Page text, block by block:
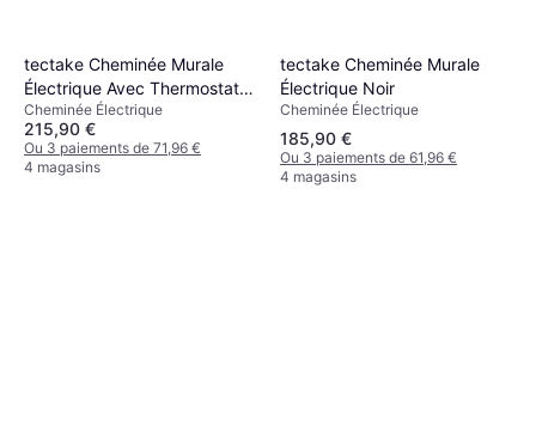
tectake Cheminée Murale
Électrique Avec Thermostat
127x12x43 Cm Noir
Cheminée Électrique
215,90 €
Ou 3 paiements de 71,96 €
4 magasins
tectake Cheminée Murale
Électrique Noir
Cheminée Électrique
185,90 €
Ou 3 paiements de 61,96 €
4 magasins